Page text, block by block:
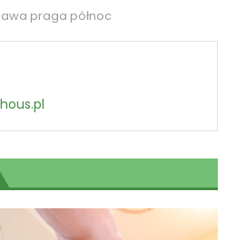
praga północ